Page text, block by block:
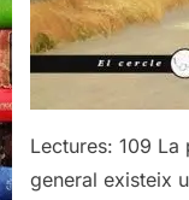
Lectures: 109
general existeix